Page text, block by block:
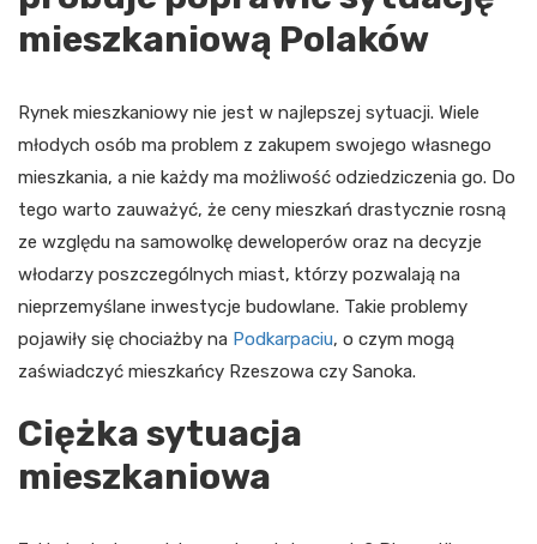
mieszkaniową Polaków
Rynek mieszkaniowy nie jest w najlepszej sytuacji. Wiele
młodych osób ma problem z zakupem swojego własnego
mieszkania, a nie każdy ma możliwość odziedziczenia go. Do
tego warto zauważyć, że ceny mieszkań drastycznie rosną
ze względu na samowolkę deweloperów oraz na decyzje
włodarzy poszczególnych miast, którzy pozwalają na
nieprzemyślane inwestycje budowlane. Takie problemy
pojawiły się chociażby na Podkarpaciu, o czym mogą
zaświadczyć mieszkańcy Rzeszowa czy Sanoka.
Ciężka sytuacja
mieszkaniowa